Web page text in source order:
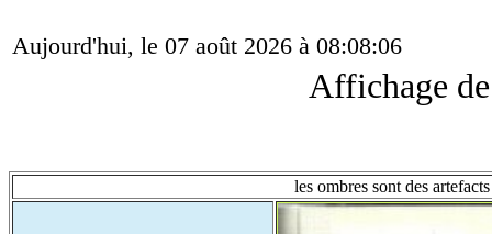
Aujourd'hui, le 07 août 2026 à 08:08:06
Affichage
les ombres sont des